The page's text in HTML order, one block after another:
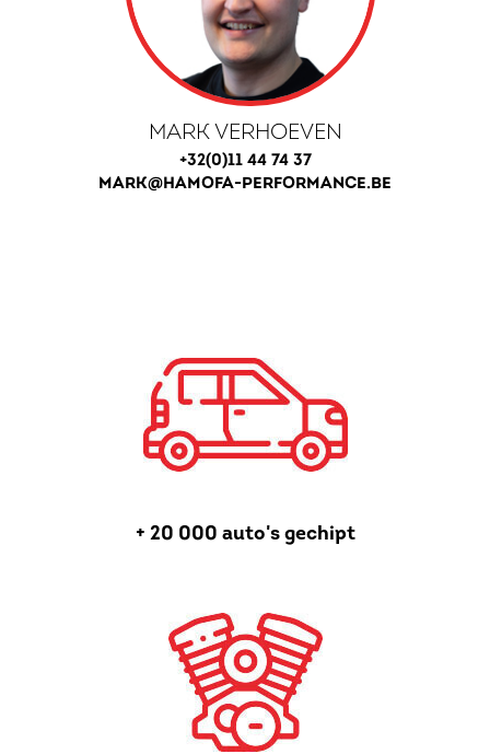
MARK VERHOEVEN
+32(0)11 44 74 37
MARK@HAMOFA-PERFORMANCE.BE
+ 20 000 auto's gechipt